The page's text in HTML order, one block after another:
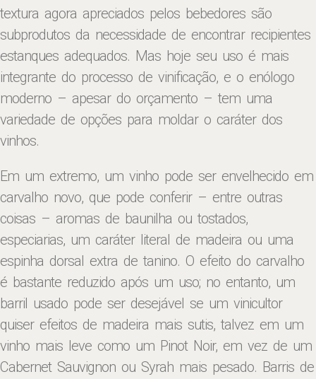
textura agora apreciados pelos bebedores são
subprodutos da necessidade de encontrar recipientes
estanques adequados. Mas hoje seu uso é mais
integrante do processo de vinificação, e o enólogo
moderno – apesar do orçamento – tem uma
variedade de opções para moldar o caráter dos
vinhos.
Em um extremo, um vinho pode ser envelhecido em
carvalho novo, que pode conferir – entre outras
coisas – aromas de baunilha ou tostados,
especiarias, um caráter literal de madeira ou uma
espinha dorsal extra de tanino. O efeito do carvalho
é bastante reduzido após um uso; no entanto, um
barril usado pode ser desejável se um vinicultor
quiser efeitos de madeira mais sutis, talvez em um
vinho mais leve como um Pinot Noir, em vez de um
Cabernet Sauvignon ou Syrah mais pesado. Barris de